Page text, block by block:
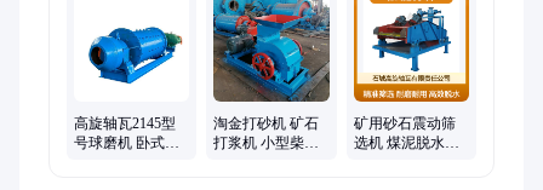
擦洗机、皮带输送机、跳汰机、离心机、圆振筛、直线筛、轮斗
洗沙机、鄂式破碎机、锤式破碎机、浓密机
高旋轴瓦2145型
号球磨机 卧式湿
淘金打砂机 矿石
打浆机 小型柴油
矿用砂石震动筛
选机 煤泥脱水聚